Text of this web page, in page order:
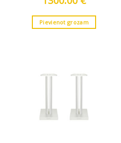
Pievienot grozam